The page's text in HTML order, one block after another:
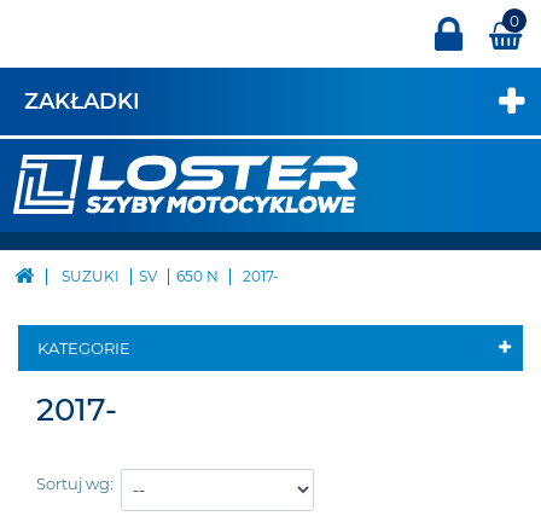
0
ZAKŁADKI
SUZUKI SV 650 N 2017-
KATEGORIE
2017-
Sortuj wg: